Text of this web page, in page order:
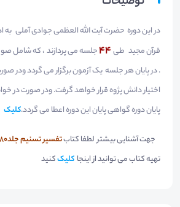
در این دوره حضرت آیت الله العظمی جوادی آملی به
قرآن مجید طی
جلسه می پردازند ، که
. در پایان هر جلسه یک آزمون برگزار می گردد ودر
اختیار دانش پژوه قرار خواهد گرفت. ودر صورت در
پایان دوره گواهی پایان این دوره اعطا می گردد.کلیک
جهت آشنایی بیشتر لطفا کتابتفسیر تسنیم جلد80
تهیه کتاب می توانید از اینجا کلیککنید